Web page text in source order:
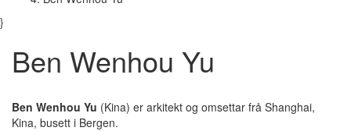
}
Ben Wenhou Yu
Ben Wenhou Yu (Kina) er arkitekt og omsettar frå Shanghai,
Kina, busett i Bergen.